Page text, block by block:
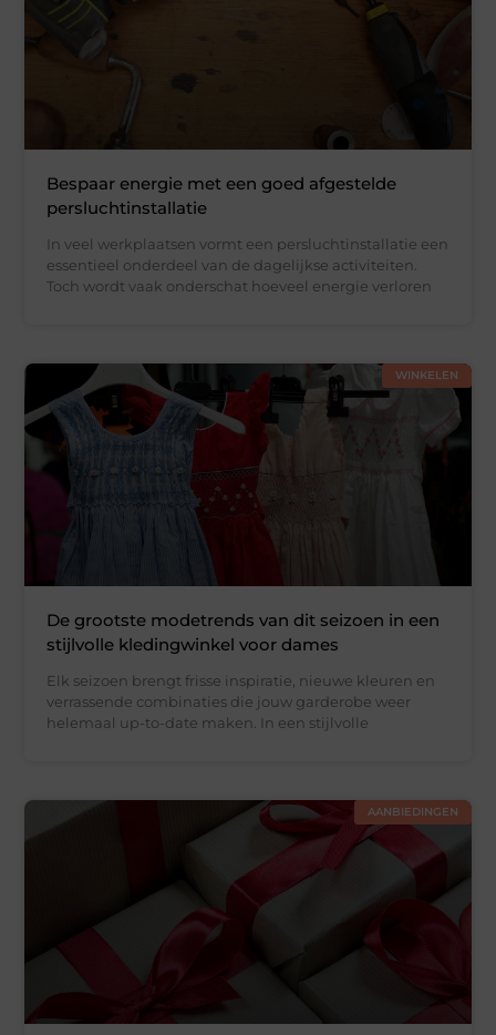
Bespaar energie met een goed afgestelde
persluchtinstallatie
In veel werkplaatsen vormt een persluchtinstallatie een
essentieel onderdeel van de dagelijkse activiteiten.
Toch wordt vaak onderschat hoeveel energie verloren
WINKELEN
De grootste modetrends van dit seizoen in een
stijlvolle kledingwinkel voor dames
Elk seizoen brengt frisse inspiratie, nieuwe kleuren en
verrassende combinaties die jouw garderobe weer
helemaal up-to-date maken. In een stijlvolle
AANBIEDINGEN